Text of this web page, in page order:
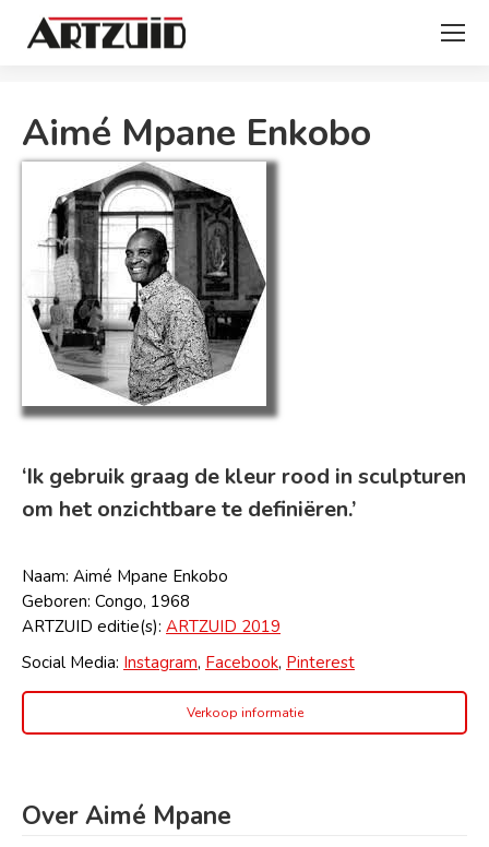
Aimé Mpane Enkobo
‘Ik gebruik graag de kleur rood in sculpturen
om het onzichtbare te definiëren.’
Naam: Aimé Mpane Enkobo
Geboren: Congo, 1968
ARTZUID editie(s): ARTZUID 2019
Social Media: Instagram, Facebook, Pinterest
Verkoop informatie
Over Aimé Mpane